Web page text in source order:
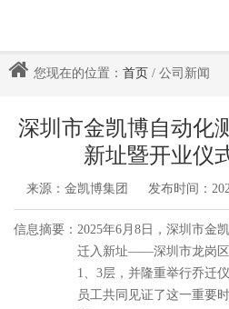
您现在的位置： 首页 / 公司新闻
深圳市金凯博自动化
新址暨开业仪
来源：金凯博集团 发布时间：
信息摘要： 2025年6月8日，深圳市金
迁入新址——深圳市龙岗区
1、3层，并隆重举行乔迁
员工共同见证了这一重要